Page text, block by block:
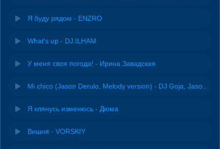
Я буду рядом - ENZRO
What's up - DJ.ILHAM
У меня своя погода! - Ирина Завадская
Я клянусь изменюсь - Дюма
Вишня - VORSKIY